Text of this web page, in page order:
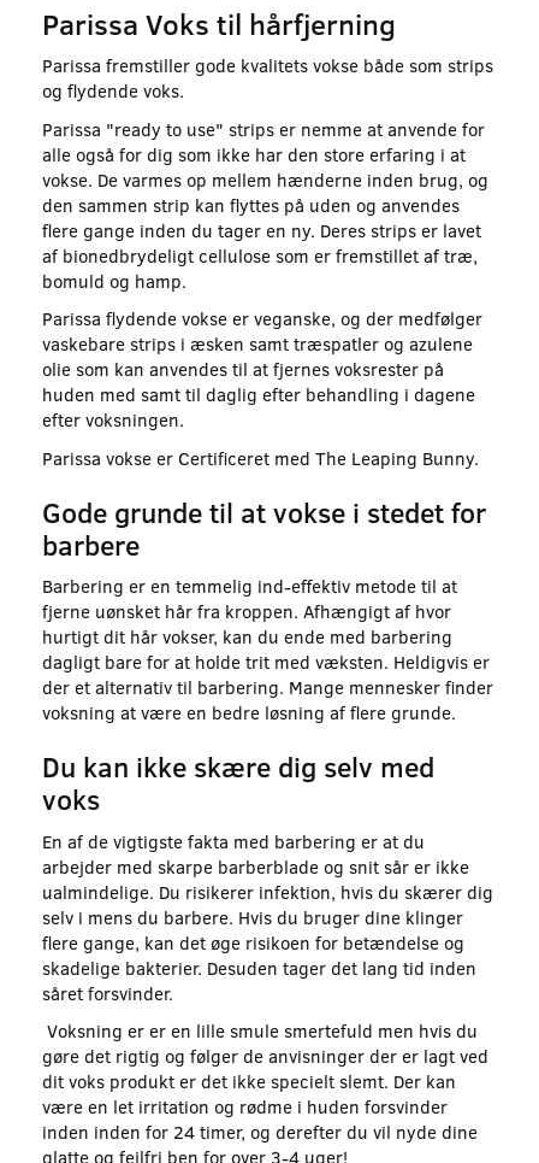
Parissa Voks til hårfjerning
Parissa fremstiller gode kvalitets vokse både som strips
og flydende voks.
Parissa "ready to use" strips er nemme at anvende for
alle også for dig som ikke har den store erfaring i at
vokse. De varmes op mellem hænderne inden brug, og
den sammen strip kan flyttes på uden og anvendes
flere gange inden du tager en ny. Deres strips er lavet
af bionedbrydeligt cellulose som er fremstillet af træ,
bomuld og hamp.
Parissa flydende vokse er veganske, og der medfølger
vaskebare strips i æsken samt træspatler og azulene
olie som kan anvendes til at fjernes voksrester på
huden med samt til daglig efter behandling i dagene
efter voksningen.
Parissa vokse er Certificeret med The Leaping Bunny.
Gode grunde til at vokse i stedet for
barbere
Barbering er en temmelig ind-effektiv metode til at
fjerne uønsket hår fra kroppen. Afhængigt af hvor
hurtigt dit hår vokser, kan du ende med barbering
dagligt bare for at holde trit med væksten. Heldigvis er
der et alternativ til barbering. Mange mennesker finder
voksning at være en bedre løsning af flere grunde.
Du kan ikke skære dig selv med
voks
En af de vigtigste fakta med barbering er at du
arbejder med skarpe barberblade og snit sår er ikke
ualmindelige. Du risikerer infektion, hvis du skærer dig
selv i mens du barbere. Hvis du bruger dine klinger
flere gange, kan det øge risikoen for betændelse og
skadelige bakterier. Desuden tager det lang tid inden
såret forsvinder.
Voksning er er en lille smule smertefuld men hvis du
gøre det rigtig og følger de anvisninger der er lagt ved
dit voks produkt er det ikke specielt slemt. Der kan
være en let irritation og rødme i huden forsvinder
inden inden for 24 timer, og derefter du vil nyde dine
glatte og fejlfri ben for over 3-4 uger!